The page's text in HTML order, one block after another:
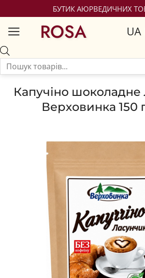
БУТИК АЮРВЕДИЧНИХ
ROSA UA
Капучіно
Верховинка 150